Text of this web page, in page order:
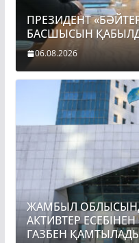
ПРЕЗИДЕНТ
БАСШЫСЫН
06.08.2026
ЖАМБЫЛ
АКТИВТЕР
ГАЗБЕН